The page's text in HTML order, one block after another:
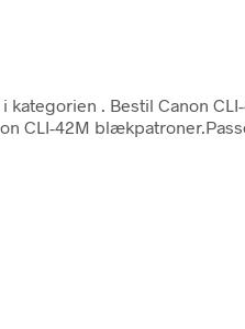
kategorien
. Bestil Canon
42M